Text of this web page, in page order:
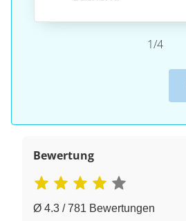
1/4
Bewertung
Ø 4.3 / 781 Bewertungen